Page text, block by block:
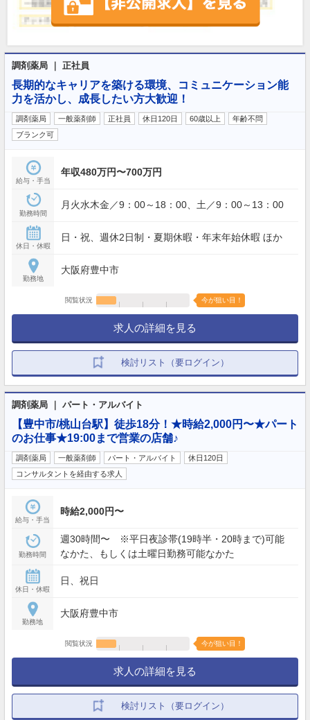
調剤薬局 ｜ 正社員
長期的なキャリアを築ける環境、コミュニケーション能
力を活かし、成長したい方大歓迎！
調剤薬局 一般薬剤師 正社員 休日120日 60歳以上
年齢不問
ブランク可
給与・手当
年収480万円〜700万円
勤務時間
月火水木金／9：00～18：00、土／9：00～13：00
休日・休暇
日・祝、週休2日制・夏期休暇・年末年始休暇 ほか
勤務地
大阪府豊中市
閲覧状況 今が狙い目！
求人の詳細を見る
検討リスト（要ログイン）
調剤薬局 ｜ パート・アルバイト
【豊中市/桃山台駅】徒歩18分！★時給2,000円〜★パート
のお仕事★19:00まで営業の店舗♪
調剤薬局 一般薬剤師 パート・アルバイト
休日120日
コンサルタントを経由する求人
給与・手当
時給2,000円〜
勤務時間
週30時間〜 ※平日夜診帯(19時半・20時まで)可能
なかた、もしくは土曜日勤務可能なかた
休日・休暇
日、祝日
勤務地
大阪府豊中市
閲覧状況 今が狙い目！
求人の詳細を見る
検討リスト（要ログイン）